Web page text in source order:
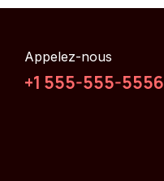
Appelez-nous
+1 555-555-5556